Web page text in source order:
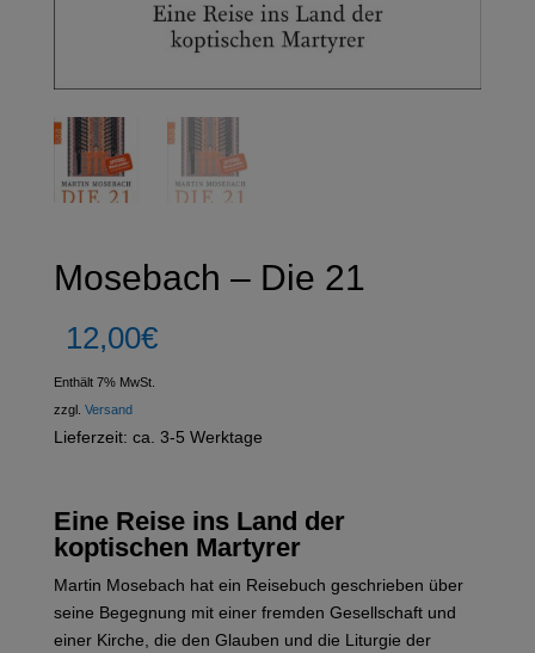
Mosebach – Die 21
12,00€
Enthält 7% MwSt.
zzgl. Versand
Lieferzeit: ca. 3-5 Werktage
Eine Reise ins Land der
koptischen Martyrer
Martin Mosebach hat ein Reisebuch geschrieben über
seine Begegnung mit einer fremden Gesellschaft und
einer Kirche, die den Glauben und die Liturgie der